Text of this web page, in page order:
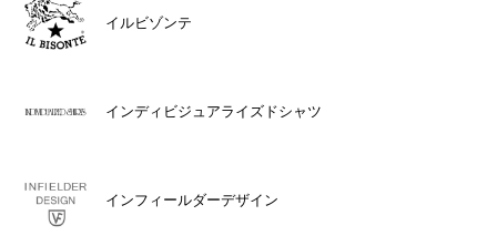
イルビゾンテ
インディビジュアライズドシャツ
インフィールダーデザイン